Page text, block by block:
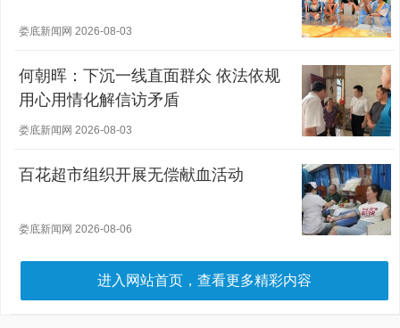
娄底新闻网 2026-08-03
何朝晖：下沉一线直面群众 依法依规
用心用情化解信访矛盾
娄底新闻网 2026-08-03
百花超市组织开展无偿献血活动
娄底新闻网 2026-08-06
进入网站首页，查看更多精彩内容